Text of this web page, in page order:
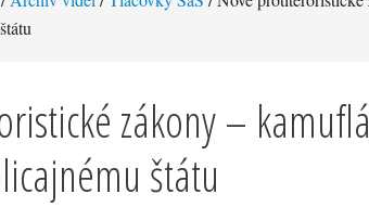
zákony –
štátu